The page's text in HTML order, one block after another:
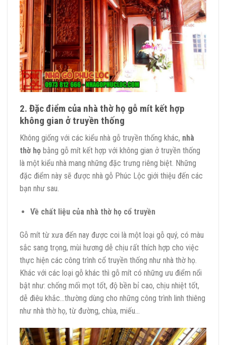
2. Đặc điểm của nhà thờ họ gỗ mít kết hợp
không gian ở truyền thống
Không giống với các kiểu nhà gỗ truyền thống khác, nhà
thờ họ bằng gỗ mít kết hợp với không gian ở truyền thống
là một kiểu nhà mang những đặc trưng riêng biệt. Những
đặc điểm này sẽ được nhà gỗ Phúc Lộc giới thiệu đến các
bạn như sau.
Về chất liệu của nhà thờ họ cổ truyền
Gỗ mít từ xưa đến nay được coi là một loại gỗ quý, có màu
sắc sang trọng, mùi hương dễ chịu rất thích hợp cho việc
thực hiện các công trình cổ truyền thống như nhà thờ họ.
Khác với các loại gỗ khác thì gỗ mít có những ưu điểm nổi
bật như: chống mối mọt tốt, độ bền bỉ cao, chịu nhiệt tốt,
dễ điêu khắc…thường dùng cho những công trình linh thiêng
như nhà thờ họ, từ đường, chùa, miếu…